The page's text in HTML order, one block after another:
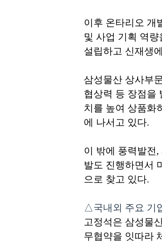
이후 온타리오 개
및 사업 기획 역량
설립하고 신재생
삼성물산 상사부
협상력 등 장점을
치를 높여 상품화
에 나서고 있다.
이 밖에 풍력발전
발도 진행하면서
으로 찾고 있다.
△국내외 주요 기
고정석은 삼성물
무협약을 잇따라